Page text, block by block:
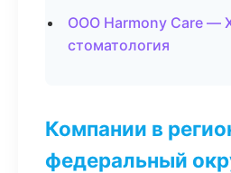
ООО Harmony Care —
стоматология
Компании в
федеральный